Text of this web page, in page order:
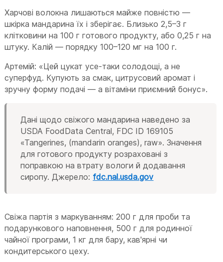
Харчові волокна лишаються майже повністю —
шкірка мандарина їх і зберігає. Близько 2,5–3 г
клітковини на 100 г готового продукту, або 0,25 г на
штуку. Калій — порядку 100–120 мг на 100 г.
Артемій: «Цей цукат усе-таки солодощі, а не
суперфуд. Купують за смак, цитрусовий аромат і
зручну форму подачі — а вітаміни приємний бонус».
Дані щодо свіжого мандарина наведено за
USDA FoodData Central, FDC ID 169105
«Tangerines, (mandarin oranges), raw». Значення
для готового продукту розраховані з
поправкою на втрату вологи й додавання
сиропу. Джерело: fdc.nal.usda.gov
Свіжа партія з маркуванням: 200 г для проби та
подарункового наповнення, 500 г для родинної
чайної програми, 1 кг для бару, кав'ярні чи
кондитерського цеху.